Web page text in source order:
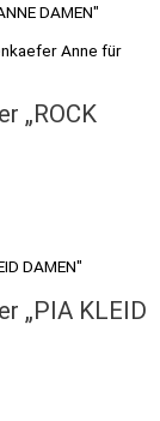
„ROCK
„PIA KLEID